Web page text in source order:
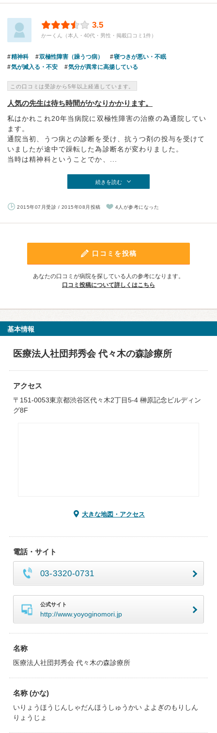
3.5
かーくん（本人・40代・男性・掲載口コミ1件）
精神科 双極性障害（躁うつ病）
寝つきが悪い・不眠
気が滅入る・不安
気分が異常に高揚している
この口コミは受診から5年以上経過しています。
人気の先生は待ち時間がかなりかかります。
私はかれこれ20年当病院に双極性障害の治療の為通院してい
ます。
通院当初、うつ病との診断を受け、抗うつ剤の投与を受けて
いましたが途中で躁転した為診断名が変わりました。
当時は精神科ということでか、...
続きを読む
2015年07月受診 / 2015年08月投稿 4人が参考になった
口コミを投稿
あなたの口コミが病院を探している人の参考になります。
口コミ投稿について詳しくはこちら
基本情報
医療法人社団邦秀会 代々木の森診療所
アクセス
〒151-0053東京都渋谷区代々木2丁目5-4 榊原記念ビルディン
グ8F
大きな地図・アクセス
電話・サイト
03-3320-0731
公式サイト
http://www.yoyoginomori.jp
名称
医療法人社団邦秀会 代々木の森診療所
名称 (かな)
いりょうほうじんしゃだんほうしゅうかい よよぎのもりしん
りょうじょ